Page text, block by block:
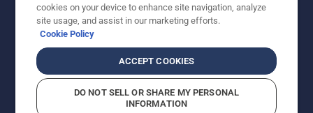
cookies on your device to enhance site navigation, analyze
site usage, and assist in our marketing efforts.
Cookie Policy
ACCEPT COOKIES
DO NOT SELL OR SHARE MY PERSONAL
INFORMATION